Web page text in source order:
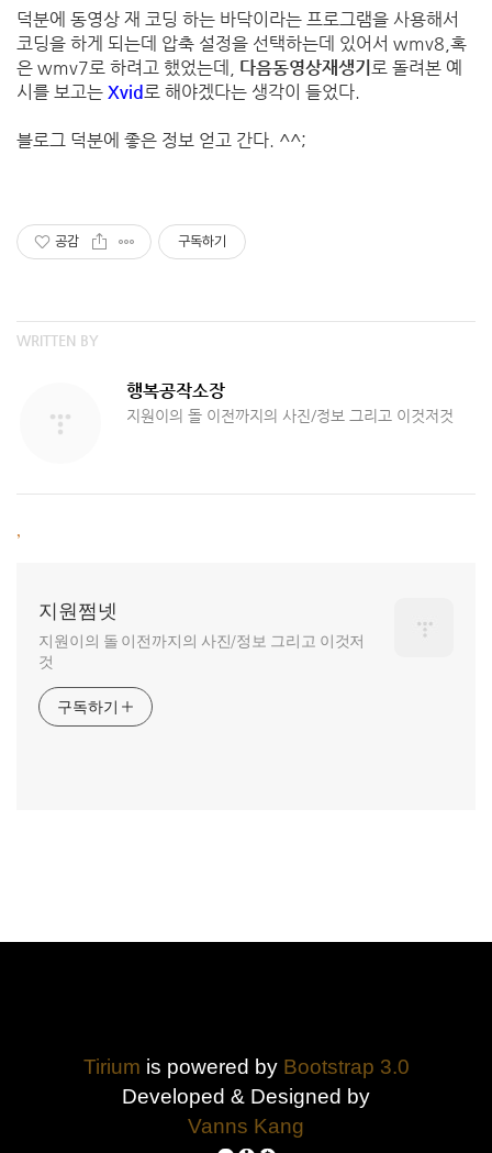
덕분에 동영상 재 코딩 하는 바닥이라는 프로그램을 사용해서
코딩을 하게 되는데 압축 설정을 선택하는데 있어서 wmv8,혹
은 wmv7로 하려고 했었는데, 다음동영상재생기 로 돌려본 예
시를 보고는 Xvid로 해야겠다는 생각이 들었다.
블로그 덕분에 좋은 정보 얻고 간다. ^^;
공감 구독하기
WRITTEN BY
행복공작소장
지원이의 돌 이전까지의 사진/정보 그리고 이것저것
지원쩜넷
지원이의 돌 이전까지의 사진/정보 그리고 이것저
것
구독하기
Tirium is powered by Bootstrap 3.0
Developed & Designed by
Vanns Kang